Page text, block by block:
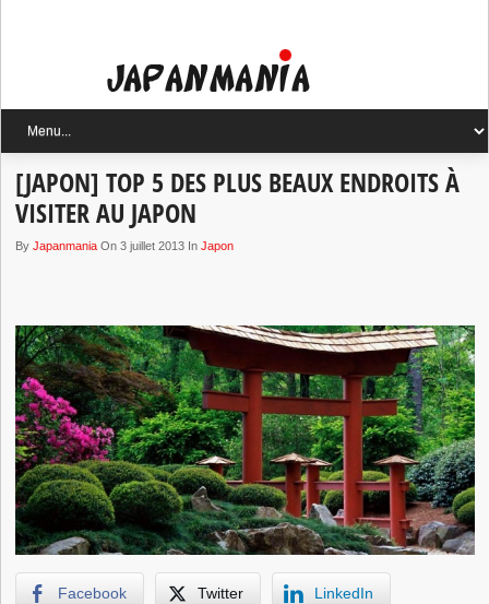
[JAPON] TOP 5 DES PLUS BEAUX ENDROITS À
VISITER AU JAPON
ByJapanmania On 3 juillet 2013 InJapon
Facebook Twitter LinkedIn